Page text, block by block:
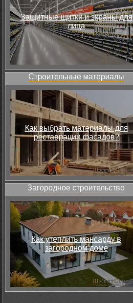
Защитные щитки и экраны для
лица
Строительные материалы
Как выбрать материалы для
реставрации фасадов?
Загородное строительство
Как утеплить мансарду в
загородном доме